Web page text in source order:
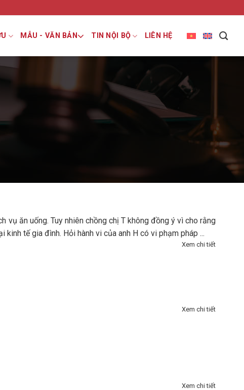
MẪU - VĂN BẢN TIN NỘI BỘ LIÊN HỆ
vụ ăn uống. Tuy nhiên chồng chị T không đồng ý vì cho rằng
tế gia đình. Hỏi hành vi của anh H có vi phạm pháp ...
Xem chi tiết
Xem chi tiết
Xem chi tiết